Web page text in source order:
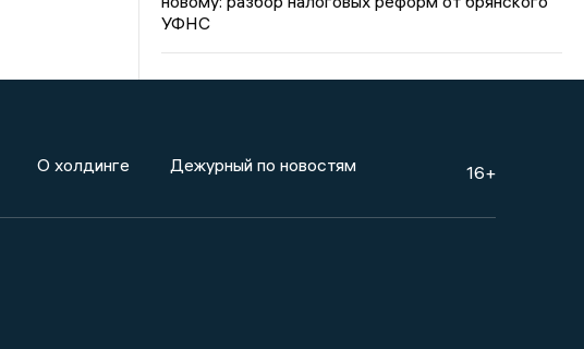
УФНС
О холдинге Дежурный по новостям 16+